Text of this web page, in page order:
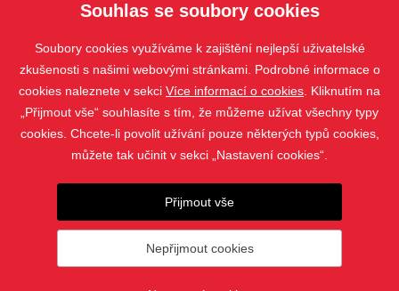
PRODUKTY
Souhlas se soubory cookies
Soubory cookies využíváme k zajištění nejlepší uživatelské
zkušenosti s našimi webovými stránkami. Podrobné informace o
cookies naleznete v sekci Více informací o cookies . Kliknutím na
„Přijmout vše“ souhlasíte s tím, že můžeme užívat všechny typy
cookies. Chcete-li povolit užívání pouze některých typů cookies,
můžete tak učinit v sekci „Nastavení cookies“.
Přijmout vše
Nepřijmout cookies